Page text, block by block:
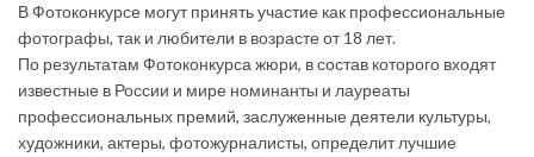
В Фотоконкурсе могут принять участие как профессиональные
фотографы, так и любители в возрасте от 18 лет.
По результатам Фотоконкурса жюри, в состав которого входят
известные в России и мире номинанты и лауреаты
профессиональных премий, заслуженные деятели культуры,
художники, актеры, фотожурналисты, определит лучшие